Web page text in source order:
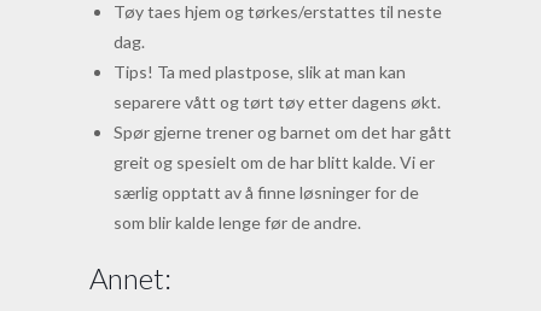
Tøy taes hjem og tørkes/erstattes til neste
dag.
Tips! Ta med plastpose, slik at man kan
separere vått og tørt tøy etter dagens økt.
Spør gjerne trener og barnet om det har gått
greit og spesielt om de har blitt kalde. Vi er
særlig opptatt av å finne løsninger for de
som blir kalde lenge før de andre.
Annet: